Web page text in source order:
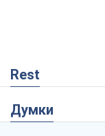
Rest
Думки